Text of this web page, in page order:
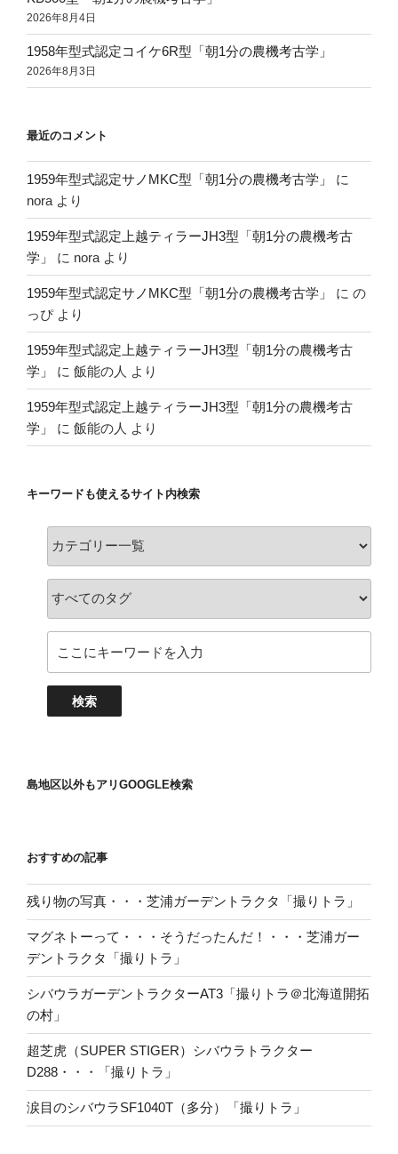
2026年8月4日
1958年型式認定コイケ6R型「朝1分の農機考古学」
2026年8月3日
最近のコメント
1959年型式認定サノMKC型「朝1分の農機考古学」
に
nora より
1959年型式認定上越ティラーJH3型「朝1分の農機考古
学」
に nora より
1959年型式認定サノMKC型「朝1分の農機考古学」 に の
っぴより
1959年型式認定上越ティラーJH3型「朝1分の農機考古
学」
に 飯能の人 より
1959年型式認定上越ティラーJH3型「朝1分の農機考古
学」
に 飯能の人 より
キーワードも使えるサイト内検索
島地区以外もアリGOOGLE検索
おすすめの記事
残り物の写真・・・芝浦ガーデントラクタ「撮りトラ」
マグネトーって・・・そうだったんだ！・・・芝浦ガー
デントラクタ「撮りトラ」
シバウラガーデントラクターAT3「撮りトラ＠北海道開拓
の村」
超芝虎（SUPER STIGER）シバウラトラクター
D288・・・「撮りトラ」
涙目のシバウラSF1040T（多分）「撮りトラ」